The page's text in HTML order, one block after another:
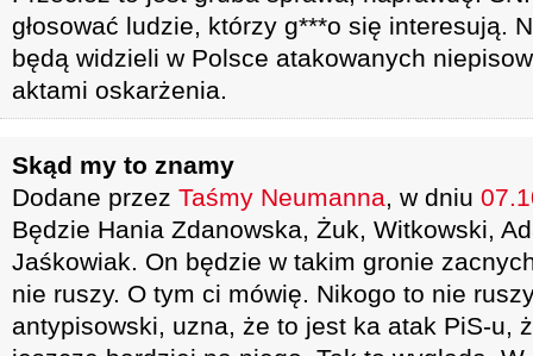
głosować ludzie, którzy g***o się interesują.
będą widzieli w Polsce atakowanych
aktami oskarżenia.
Skąd my to znamy
Dodane przez Taśmy Neumanna, w dniu
Będzie Hania Zdanowska, Żuk, Witkowski,
Jaśkowiak. On będzie w takim gronie
nie ruszy. O tym ci mówię. Nikogo to nie
antypisowski, uzna, że to jest ka atak PiS-u,